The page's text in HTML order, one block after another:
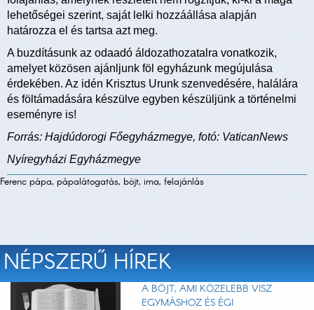
lehetőségei szerint, saját lelki hozzáállása alapján
határozza el és tartsa azt meg.
A buzdításunk az odaadó áldozathozatalra vonatkozik,
amelyet közösen ajánljunk föl egyházunk megújulása
érdekében. Az idén Krisztus Urunk szenvedésére, halálára
és föltámadására készülve egyben készüljünk a történelmi
eseményre is!
Forrás: Hajdúdorogi Főegyházmegye, fotó: VaticanNews
Nyíregyházi Egyházmegye
Ferenc pápa, pápalátogatás, böjt, ima, felajánlás
NÉPSZERŰ HÍREK
A BÖJT, AMI KÖZELEBB VISZ
EGYMÁSHOZ ÉS ÉGI